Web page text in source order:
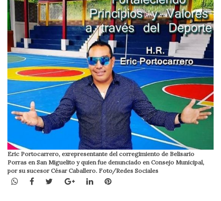
Eric Portocarrero, exrepresentante del corregimiento de Belisario
Porras en San Miguelito y quien fue denunciado en Consejo Municipal,
por su sucesor César Caballero. Foto/Redes Sociales
WhatsApp
Facebook
TwitterGoogle+LinkedInPinterest